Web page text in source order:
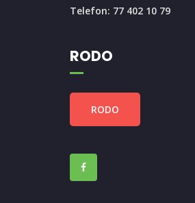
Telefon: 77 402 10 79
RODO
RODO